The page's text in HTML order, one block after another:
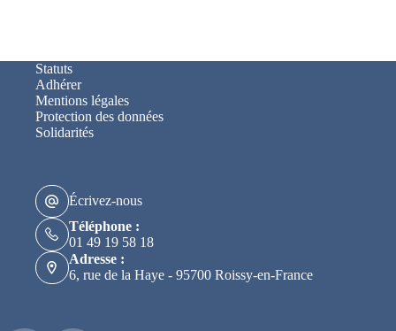
Statuts
Adhérer
Mentions légales
Protection des données
Solidarités
Écrivez-nous
Téléphone :
01 49 19 58 18
Adresse :
6, rue de la Haye - 95700 Roissy-en-France